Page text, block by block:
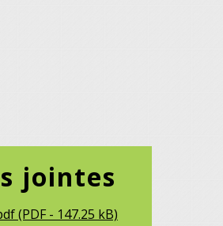
jointes
(PDF - 147.25 kB)